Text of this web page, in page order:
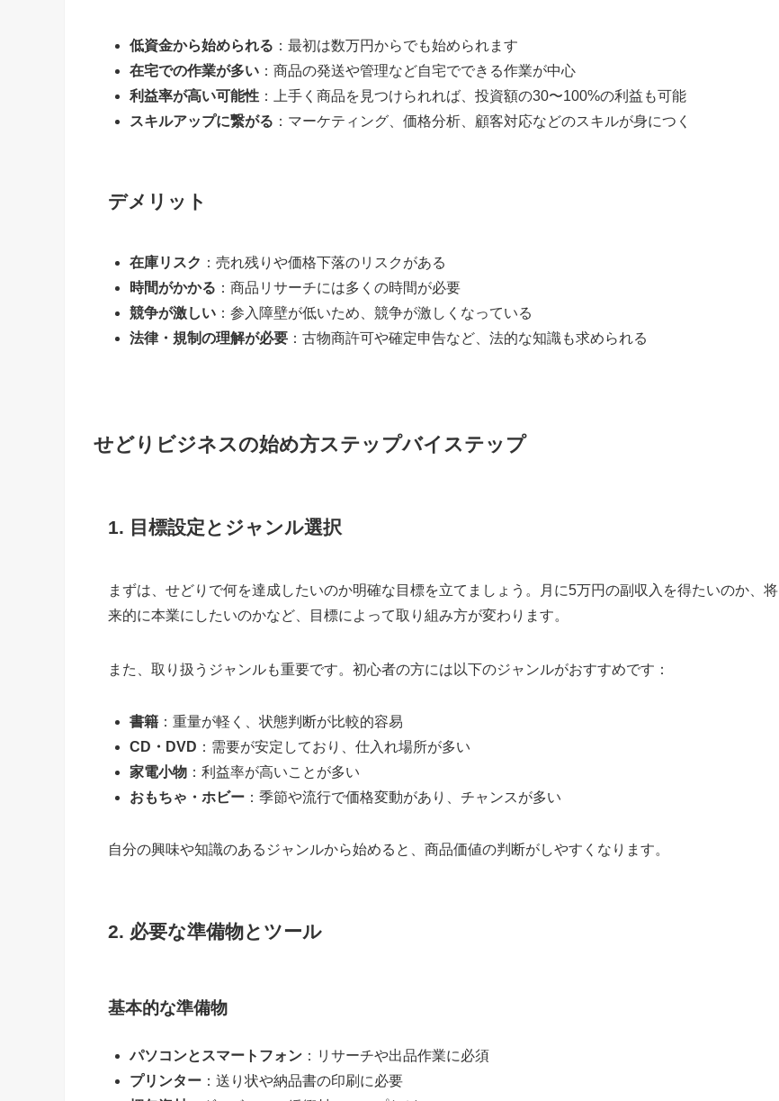
低資金から始められる ：最初は数万円からでも始められます
在宅での作業が多い ：商品の発送や管理など自宅でできる作業が中心
利益率が高い可能性 ：上手く商品を見つけられれば、投資額の30〜100%の利益も可能
スキルアップに繋がる ：マーケティング、価格分析、顧客対応などのスキルが身につく
デメリット
在庫リスク ：売れ残りや価格下落のリスクがある
時間がかかる ：商品リサーチには多くの時間が必要
競争が激しい ：参入障壁が低いため、競争が激しくなっている
法律・規制の理解が必要 ：古物商許可や確定申告など、法的な知識も求められる
せどりビジネスの始め方ステップバイステップ
1. 目標設定とジャンル選択
まずは、せどりで何を達成したいのか明確な目標を立てましょう。月に5万円の副収入を得たいのか、将
来的に本業にしたいのかなど、目標によって取り組み方が変わります。
また、取り扱うジャンルも重要です。初心者の方には以下のジャンルがおすすめです：
書籍 ：重量が軽く、状態判断が比較的容易
CD・DVD ：需要が安定しており、仕入れ場所が多い
家電小物 ：利益率が高いことが多い
おもちゃ・ホビー ：季節や流行で価格変動があり、チャンスが多い
自分の興味や知識のあるジャンルから始めると、商品価値の判断がしやすくなります。
2. 必要な準備物とツール
基本的な準備物
パソコンとスマートフォン ：リサーチや出品作業に必須
プリンター ：送り状や納品書の印刷に必要